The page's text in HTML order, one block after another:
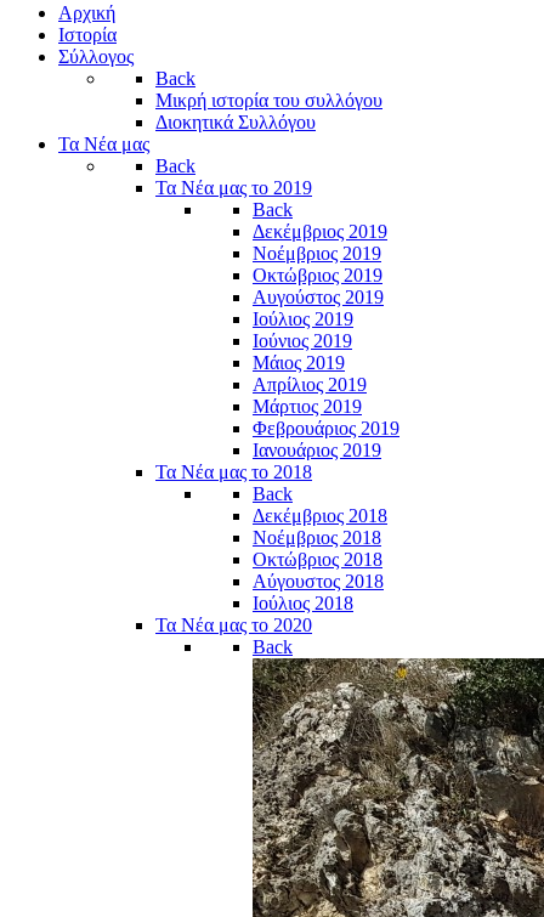
Αρχική
Ιστορία
Σύλλογος
Back
Μικρή ιστορία του συλλόγου
Διοκητικά Συλλόγου
Τα Νέα μας
Back
Τα Νέα μας το 2019
Back
Δεκέμβριος 2019
Νοέμβριος 2019
Οκτώβριος 2019
Αυγούστος 2019
Ιούλιος 2019
Ιούνιος 2019
Μάιος 2019
Απρίλιος 2019
Μάρτιος 2019
Φεβρουάριος 2019
Ιανουάριος 2019
Τα Νέα μας το 2018
Back
Δεκέμβριος 2018
Νοέμβριος 2018
Οκτώβριος 2018
Αύγουστος 2018
Ιούλιος 2018
Τα Νέα μας το 2020
Back